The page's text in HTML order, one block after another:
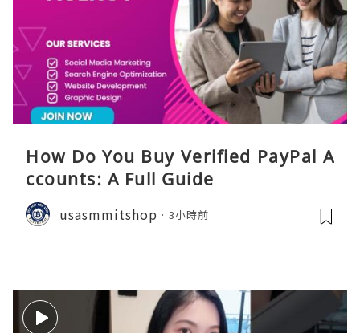
How Do You Buy Verified PayPal A
ccounts: A Full Guide
usasmmitshop 3小時前